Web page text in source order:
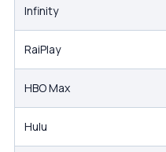
Infinity
RaiPlay
HBO Max
Hulu